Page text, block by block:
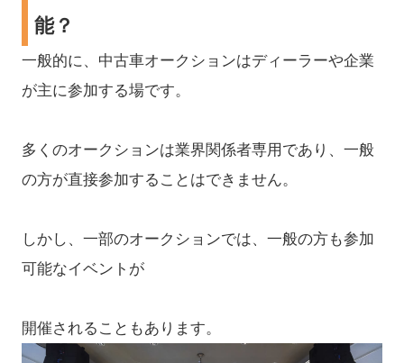
能？
一般的に、中古車オークションはディーラーや企業
が主に参加する場です。
多くのオークションは業界関係者専用であり、一般
の方が直接参加することはできません。
しかし、一部のオークションでは、一般の方も参加
可能なイベントが
開催されることもあります。